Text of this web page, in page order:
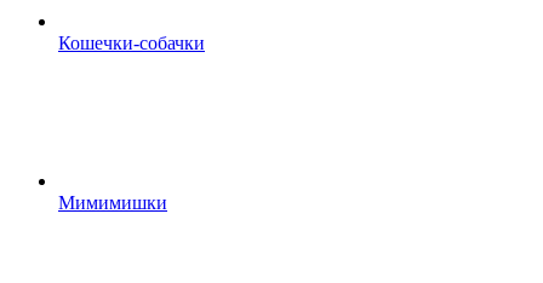
Кошечки-собачки
Мимимишки